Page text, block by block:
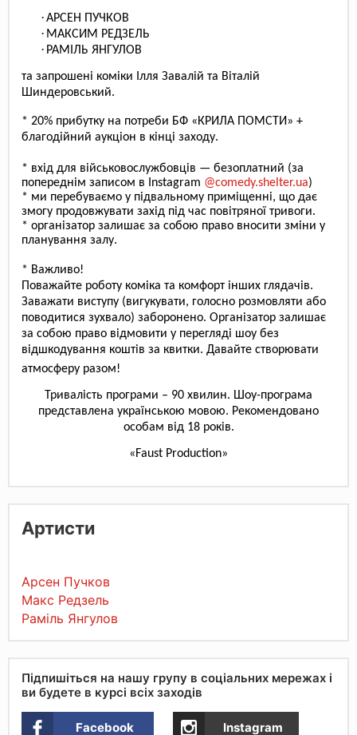
·АРСЕН ПУЧКОВ
· МАКСИМ РЕДЗЕЛЬ
· РАМІЛЬ ЯНГУЛОВ
та запрошені коміки Ілля Завалій та Віталій
Шиндеровський.
* 20% прибутку на потреби БФ «КРИЛА ПОМСТИ» +
благодійний аукціон в кінці заходу.
* вхід для військовослужбовців — безоплатний (за
попереднім записом в Instagram @comedy.shelter.ua)
* ми перебуваємо у підвальному приміщенні, що дає
змогу продовжувати захід під час повітряної тривоги.
* організатор залишає за собою право вносити зміни у
планування залу.
* Важливо!
Поважайте роботу коміка та комфорт інших глядачів.
Заважати виступу (вигукувати, голосно розмовляти або
поводитися зухвало) заборонено. Організатор залишає
за собою право відмовити у перегляді шоу без
відшкодування коштів за квитки. Давайте створювати
атмосферу разом!
Тривалість програми – 90 хвилин. Шоу-програма
представлена українською мовою. Рекомендовано
особам від 18 років.
«Faust Production»
Артисти
Арсен Пучков
Макс Редзель
Раміль Янгулов
Підпишіться на нашу групу в соціальних мережах і
ви будете в курсі всіх заходів
Facebook Instagram